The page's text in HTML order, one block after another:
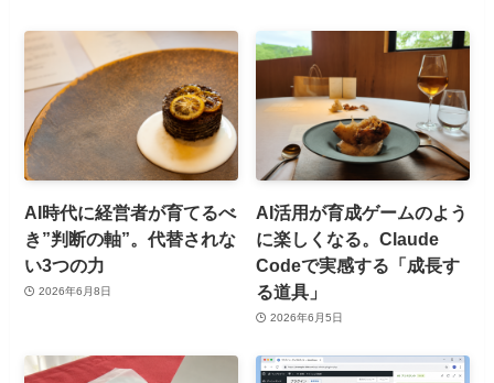
AI時代に経営者が育てるべ
き”判断の軸”。代替されな
い3つの力
2026年6月8日
AI活用が育成ゲームのよう
に楽しくなる。Claude
Codeで実感する「成長す
る道具」
2026年6月5日